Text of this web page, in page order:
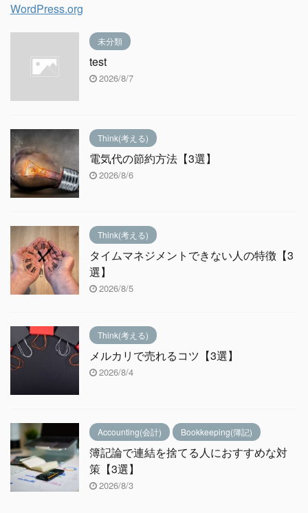
WordPress.org
未分類
test
2026/8/7
Think(考える)
電気代の節約方法【3選】
2026/8/6
Think(考える)
タイムマネジメントできない人の特徴【3
選】
2026/8/5
Think(考える)
メルカリで売れるコツ【3選】
2026/8/4
Accounting(会計) Bookkeeping(簿記)
簿記論で連結を捨てる人におすすめな対
策【3選】
2026/8/3